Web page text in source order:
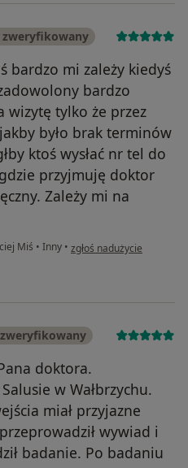
bardzo mi zależy kiedyś
bardzo
wizytę tylko że przez
było brak terminów
ktoś wysłać nr tel do
przyjmuję doktor
Zależy mi na
Miś • Inny • w opinii użytkownika
zgłoś nadużycie
doktora.
w Wałbrzychu.
miał przyjazne
wywiad i
badanie. Po badaniu